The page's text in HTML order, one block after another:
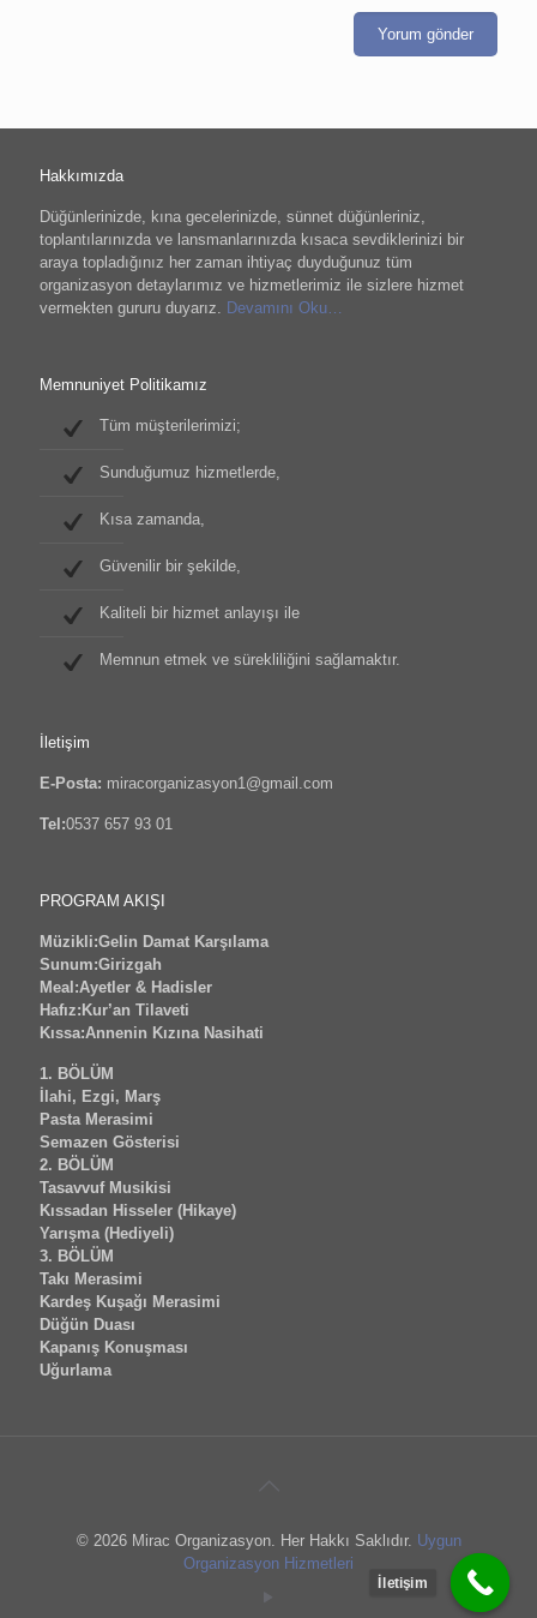
Hakkımızda
Düğünlerinizde, kına gecelerinizde, sünnet düğünleriniz,
toplantılarınızda ve lansmanlarınızda kısaca sevdiklerinizi bir
araya topladığınız her zaman ihtiyaç duyduğunuz tüm
organizasyon detaylarımız ve hizmetlerimiz ile sizlere hizmet
vermekten gururu duyarız. Devamını Oku…
Memnuniyet Politikamız
Tüm müşterilerimizi;
Sunduğumuz hizmetlerde,
Kısa zamanda,
Güvenilir bir şekilde,
Kaliteli bir hizmet anlayışı ile
Memnun etmek ve sürekliliğini sağlamaktır.
İletişim
E-Posta: miracorganizasyon1@gmail.com
Tel:0537 657 93 01
PROGRAM AKIŞI
Müzikli:Gelin Damat Karşılama
Sunum:Girizgah
Meal:Ayetler & Hadisler
Hafız:Kur’an Tilaveti
Kıssa:Annenin Kızına Nasihati
1. BÖLÜM
İlahi, Ezgi, Marş
Pasta Merasimi
Semazen Gösterisi
2. BÖLÜM
Tasavvuf Musikisi
Kıssadan Hisseler (Hikaye)
Yarışma (Hediyeli)
3. BÖLÜM
Takı Merasimi
Kardeş Kuşağı Merasimi
Düğün Duası
Kapanış Konuşması
Uğurlama
© 2026 Mirac Organizasyon. Her Hakkı Saklıdır. Uygun
Organizasyon Hizmetleri
İletişim